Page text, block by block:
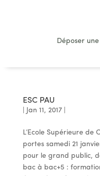
Déposer
ESC PAU
Jan 11, 2017|
L’Ecole Supérieure de
portes samedi 21
pour le grand public,
bac à bac+5 :